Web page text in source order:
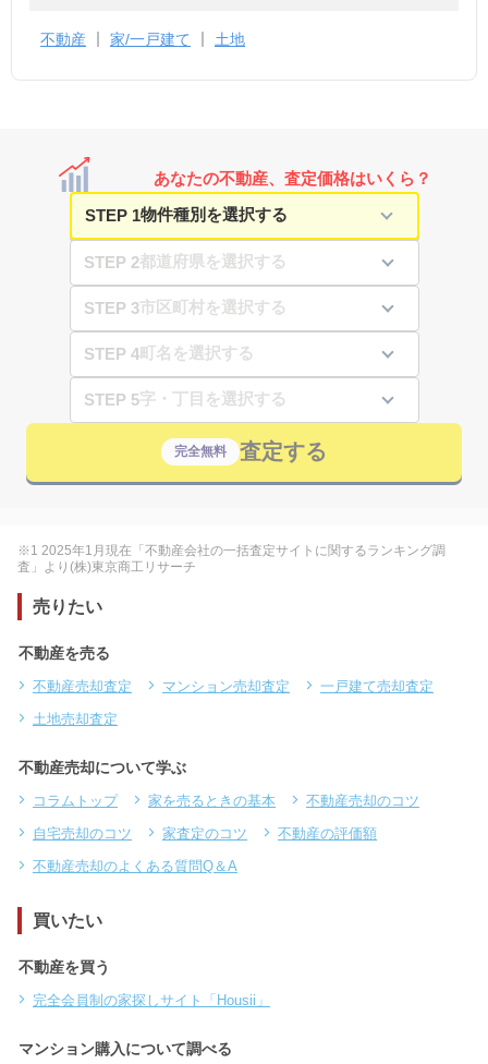
不動産 家/一戸建て 土地
あなたの不動産、査定価格はいくら？
STEP 1
STEP 2
STEP 3
STEP 4
STEP 5
完全無料 査定する
※1 2025年1月現在「不動産会社の一括査定サイトに関するランキング調
査」より(株)東京商工リサーチ
売りたい
不動産を売る
不動産売却査定 マンション売却査定
一戸建て売却査定
土地売却査定
不動産売却について学ぶ
コラムトップ 家を売るときの基本
不動産売却のコツ
自宅売却のコツ
家査定のコツ
不動産の評価額
不動産売却のよくある質問Q＆A
買いたい
不動産を買う
完全会員制の家探しサイト「Housii」
マンション購入について調べる